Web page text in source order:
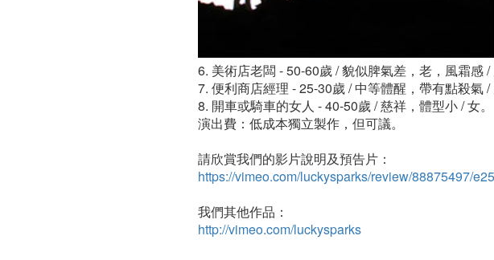
6. 美術店老闆 - 50-60歲 / 貌似脾氣差，老，風霜感 /
7. 便利商店經理 - 25-30歲 / 中等體醒，帶有點殺氣 /
8. 開車或騎車的女人 - 40-50歲 / 慈祥，體型小 / 女。
演出費：低成本獨立製作，但可議。
請欣賞我們的影片說明及預告片：
https://vimeo.com/luckysparks/review/88875497/
我們其他作品：
http://vimeo.com/luckysparks